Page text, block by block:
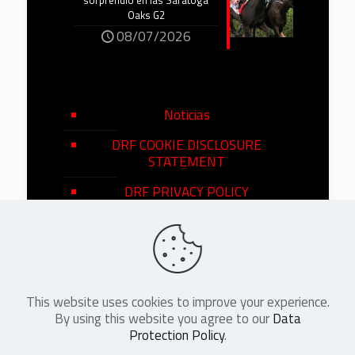
Oaks G2
08/07/2026
Noticias
DRF COOKIE DISCLOSURE
STATEMENT
DRF PRIVACY POLICY
©2026DRF en Español. All Rights
Reserved
This website uses cookies to improve your experience.
By using this website you agree to ourData
Protection Policy.